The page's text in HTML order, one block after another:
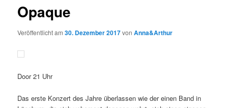
Opaque
Veröffentlicht am30. Dezember 2017vonAnna&Arthur
Door 21 Uhr
Das erste Konzert des Jahre überlassen wie der einen Band in